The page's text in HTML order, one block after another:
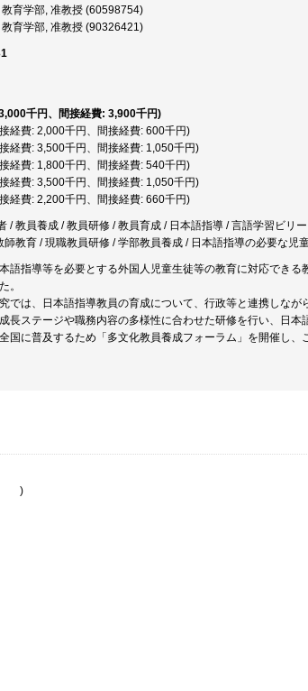
育学部, 准教授 (60598754)
育学部, 准教授 (90326421)
千円、間接経費: 3,900千円)
経費: 2,000千円、間接経費: 600千円)
経費: 3,500千円、間接経費: 1,050千円)
経費: 1,800千円、間接経費: 540千円)
経費: 3,500千円、間接経費: 1,050千円)
経費: 2,200千円、間接経費: 660千円)
/ 教員養成 / 教員研修 / 教員育成 / 日本語指導 / 言語学習ビリ
師教育 / 現職教員研修 / 学部教員養成 / 日本語指導の必要な児
語指導等を必要とする外国人児童生徒等の教育に対応でき
。
では、日本語指導教員の育成について、行政等と連携しな
長ステージや職務内容の多様性に合わせた研修を行い、日
国に普及するため「多文化教員養成フォーラム」を開催し
)